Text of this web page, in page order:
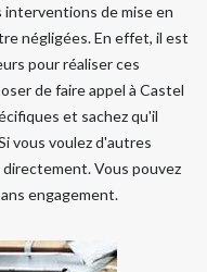
interventions de mise en
négligées. En effet, il est
pour réaliser ces
de faire appel à Castel
et sachez qu'il
vous voulez d'autres
Vous pouvez
engagement.